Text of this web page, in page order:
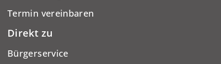
Termin vereinbaren
Direkt zu
Bürgerservice